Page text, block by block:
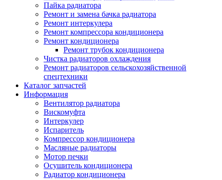
Пайка радиатора
Ремонт и замена бачка радиатора
Ремонт интеркулера
Ремонт компрессора кондиционера
Ремонт кондиционера
Ремонт трубок кондиционера
Чистка радиаторов охлаждения
Ремонт радиаторов сельскохозяйственной
спецтехники
Каталог запчастей
Информация
Вентилятор радиатора
Вискомуфта
Интеркулер
Испаритель
Компрессор кондиционера
Масляные радиаторы
Мотор печки
Осушитель кондиционера
Радиатор кондиционера